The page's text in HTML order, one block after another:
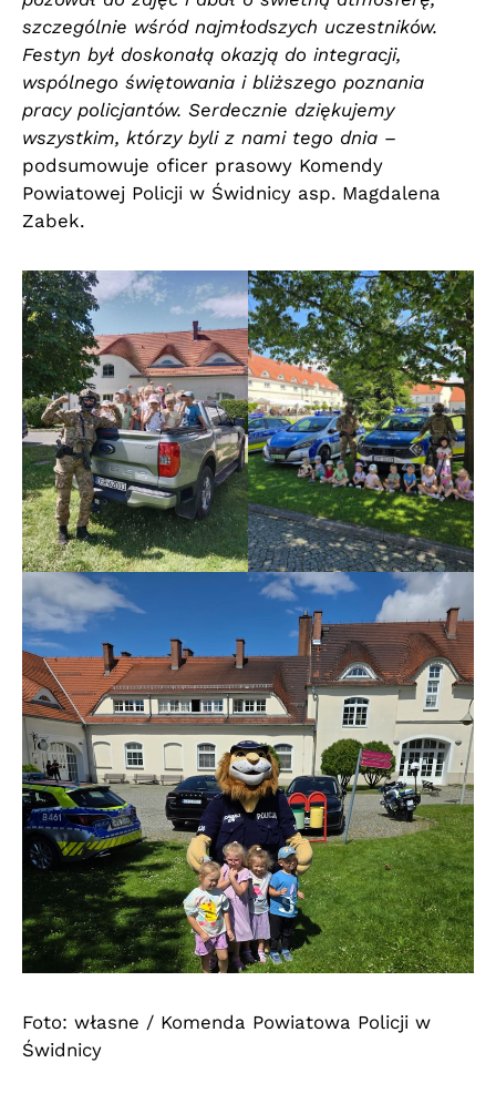
szczególnie wśród najmłodszych uczestników.
Festyn był doskonałą okazją do integracji,
wspólnego świętowania i bliższego poznania
pracy policjantów. Serdecznie dziękujemy
wszystkim, którzy byli z nami tego dnia –
podsumowuje oficer prasowy Komendy
Powiatowej Policji w Świdnicy asp. Magdalena
Zabek.
Foto: własne / Komenda Powiatowa Policji w
Świdnicy